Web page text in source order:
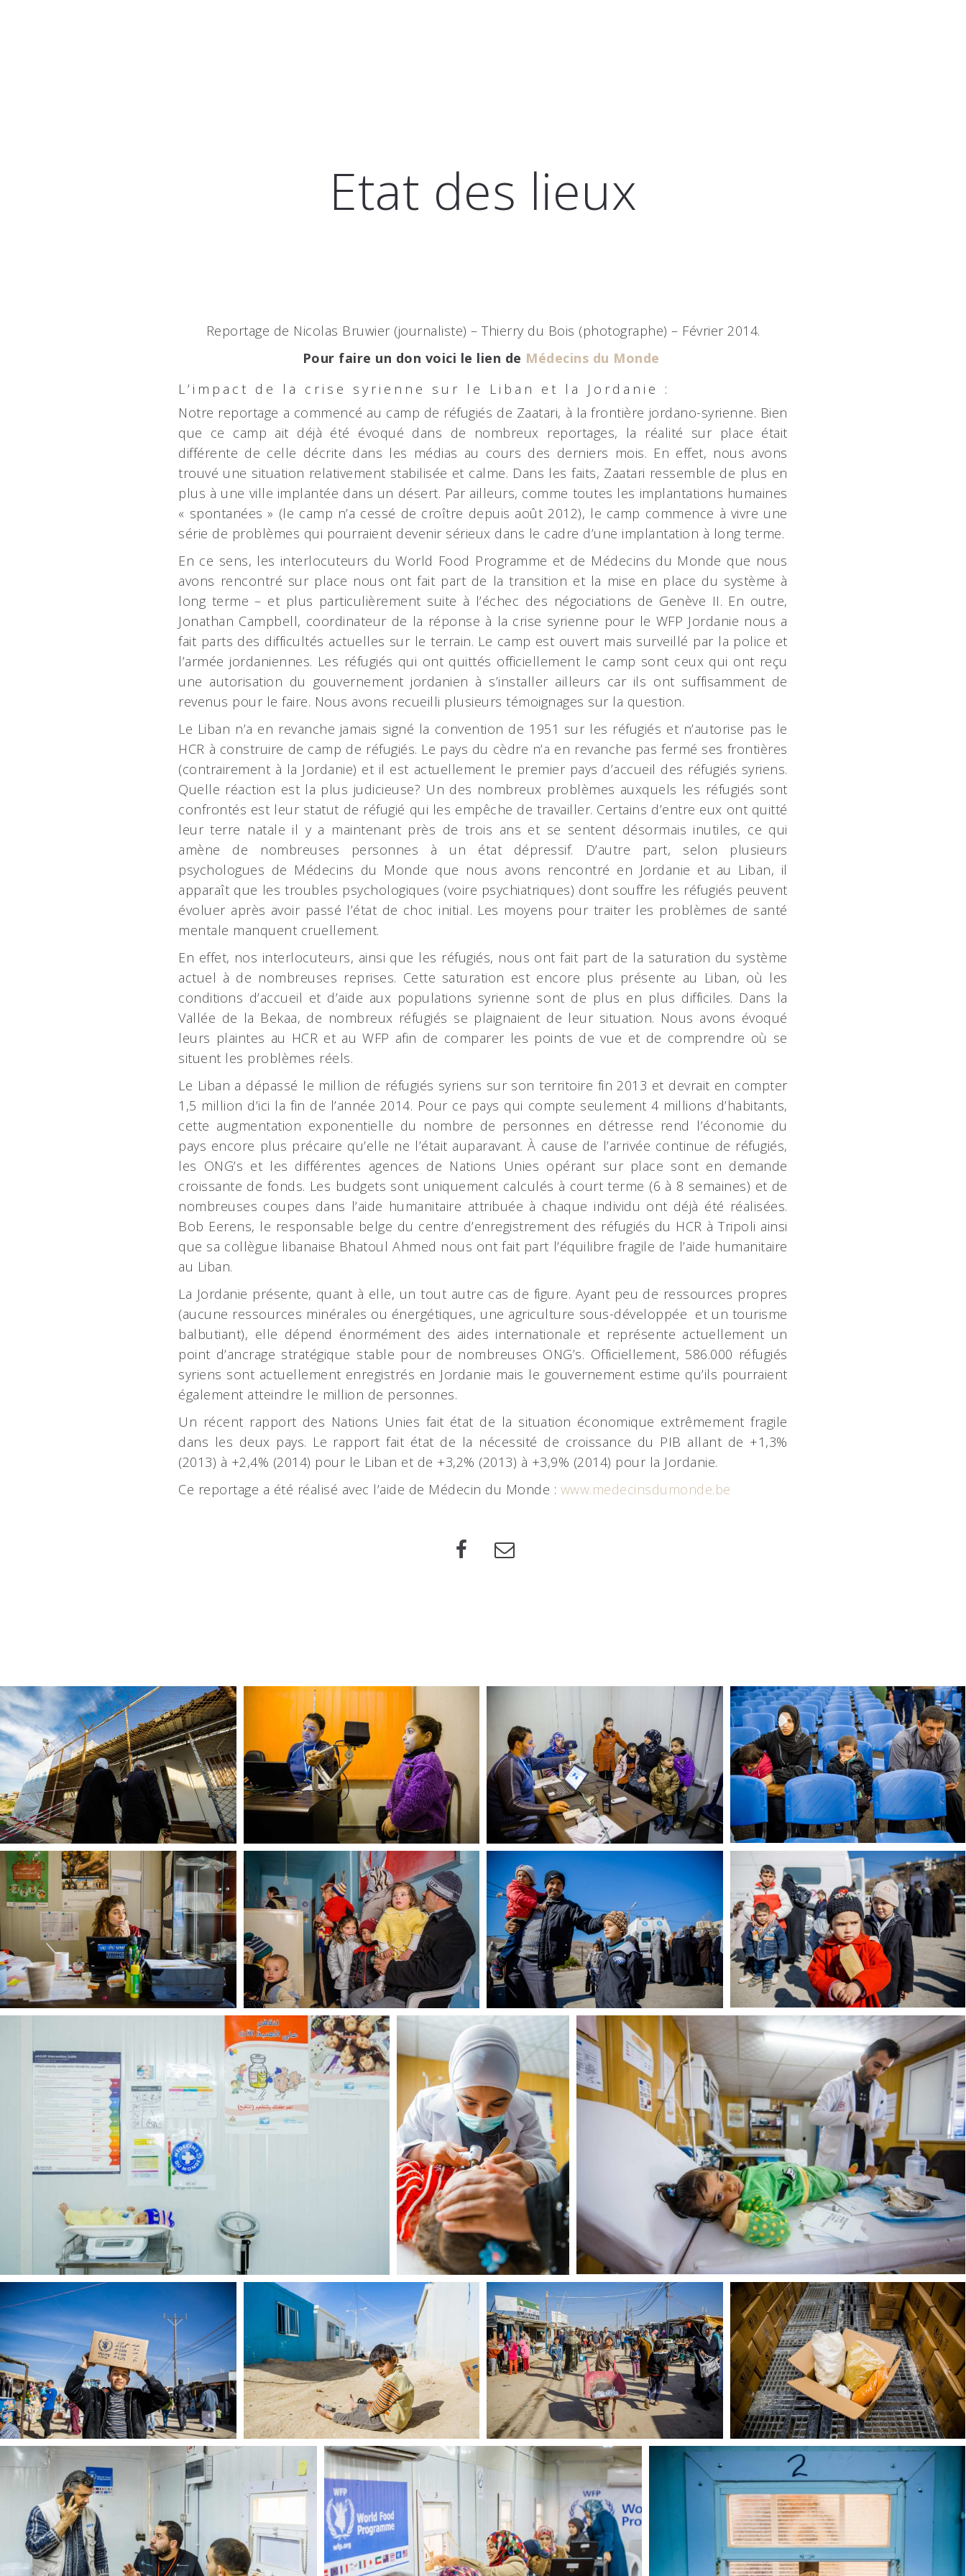
Etat des lieux
Reportage de Nicolas Bruwier (journaliste) – Thierry du Bois (photographe) – Février 2014.
Pour faire un don voici le lien de Médecins du Monde
L’impact de la crise syrienne sur le Liban et la Jordanie :
Notre reportage a commencé au camp de réfugiés de Zaatari, à la frontière jordano-syrienne. Bien
que ce camp ait déjà été évoqué dans de nombreux reportages, la réalité sur place était
différente de celle décrite dans les médias au cours des derniers mois. En effet, nous avons
trouvé une situation relativement stabilisée et calme. Dans les faits, Zaatari ressemble de plus en
plus à une ville implantée dans un désert. Par ailleurs, comme toutes les implantations humaines
« spontanées » (le camp n’a cessé de croître depuis août 2012), le camp commence à vivre une
série de problèmes qui pourraient devenir sérieux dans le cadre d’une implantation à long terme.
En ce sens, les interlocuteurs du World Food Programme et de Médecins du Monde que nous
avons rencontré sur place nous ont fait part de la transition et la mise en place du système à
long terme – et plus particulièrement suite à l’échec des négociations de Genève II. En outre,
Jonathan Campbell, coordinateur de la réponse à la crise syrienne pour le WFP Jordanie nous a
fait parts des difficultés actuelles sur le terrain. Le camp est ouvert mais surveillé par la police et
l’armée jordaniennes. Les réfugiés qui ont quittés officiellement le camp sont ceux qui ont reçu
une autorisation du gouvernement jordanien à s’installer ailleurs car ils ont suffisamment de
revenus pour le faire. Nous avons recueilli plusieurs témoignages sur la question.
Le Liban n’a en revanche jamais signé la convention de 1951 sur les réfugiés et n’autorise pas le
HCR à construire de camp de réfugiés. Le pays du cèdre n’a en revanche pas fermé ses frontières
(contrairement à la Jordanie) et il est actuellement le premier pays d’accueil des réfugiés syriens.
Quelle réaction est la plus judicieuse? Un des nombreux problèmes auxquels les réfugiés sont
confrontés est leur statut de réfugié qui les empêche de travailler. Certains d’entre eux ont quitté
leur terre natale il y a maintenant près de trois ans et se sentent désormais inutiles, ce qui
amène de nombreuses personnes à un état dépressif. D’autre part, selon plusieurs
psychologues de Médecins du Monde que nous avons rencontré en Jordanie et au Liban, il
apparaît que les troubles psychologiques (voire psychiatriques) dont souffre les réfugiés peuvent
évoluer après avoir passé l’état de choc initial. Les moyens pour traiter les problèmes de santé
mentale manquent cruellement.
En effet, nos interlocuteurs, ainsi que les réfugiés, nous ont fait part de la saturation du système
actuel à de nombreuses reprises. Cette saturation est encore plus présente au Liban, où les
conditions d’accueil et d’aide aux populations syrienne sont de plus en plus difficiles. Dans la
Vallée de la Bekaa, de nombreux réfugiés se plaignaient de leur situation. Nous avons évoqué
leurs plaintes au HCR et au WFP afin de comparer les points de vue et de comprendre où se
situent les problèmes réels.
Le Liban a dépassé le million de réfugiés syriens sur son territoire fin 2013 et devrait en compter
1,5 million d’ici la fin de l’année 2014. Pour ce pays qui compte seulement 4 millions d’habitants,
cette augmentation exponentielle du nombre de personnes en détresse rend l’économie du
pays encore plus précaire qu’elle ne l’était auparavant. À cause de l’arrivée continue de réfugiés,
les ONG’s et les différentes agences de Nations Unies opérant sur place sont en demande
croissante de fonds. Les budgets sont uniquement calculés à court terme (6 à 8 semaines) et de
nombreuses coupes dans l’aide humanitaire attribuée à chaque individu ont déjà été réalisées.
Bob Eerens, le responsable belge du centre d’enregistrement des réfugiés du HCR à Tripoli ainsi
que sa collègue libanaise Bhatoul Ahmed nous ont fait part l’équilibre fragile de l’aide humanitaire
au Liban.
La Jordanie présente, quant à elle, un tout autre cas de figure. Ayant peu de ressources propres
(aucune ressources minérales ou énergétiques, une agriculture sous-développée et un tourisme
balbutiant), elle dépend énormément des aides internationale et représente actuellement un
point d’ancrage stratégique stable pour de nombreuses ONG’s. Officiellement, 586.000 réfugiés
syriens sont actuellement enregistrés en Jordanie mais le gouvernement estime qu’ils pourraient
également atteindre le million de personnes.
Un récent rapport des Nations Unies fait état de la situation économique extrêmement fragile
dans les deux pays. Le rapport fait état de la nécessité de croissance du PIB allant de +1,3%
(2013) à +2,4% (2014) pour le Liban et de +3,2% (2013) à +3,9% (2014) pour la Jordanie.
Ce reportage a été réalisé avec l’aide de Médecin du Monde : www.medecinsdumonde.be